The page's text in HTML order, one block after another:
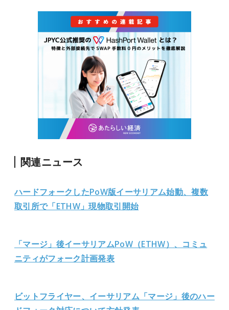
関連ニュース
ハードフォークしたPoW版イーサリアム始動、複数
取引所で「ETHW」現物取引開始
「マージ」後イーサリアムPoW（ETHW）、コミュ
ニティがフォーク計画発表
ビットフライヤー、イーサリアム「マージ」後のハー